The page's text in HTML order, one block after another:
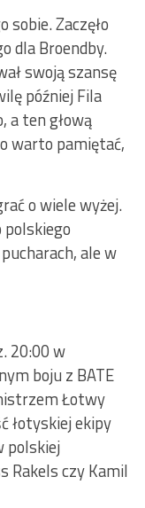
sobie. Zaczęło
dla Broendby.
swoją szansę
później Fila
a ten głową
warto pamiętać,
o wiele wyżej.
ale w
20:00 w
boju z BATE
Łotwy
łotyskiej ekipy
polskiej
Rakels czy Kamil